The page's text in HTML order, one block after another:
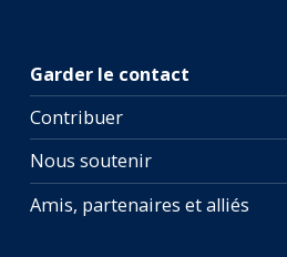
Garder le contact
Contribuer
Nous soutenir
Amis, partenaires et alliés